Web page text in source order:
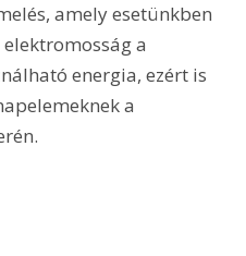
amely esetünkben
a
energia, ezért is
a